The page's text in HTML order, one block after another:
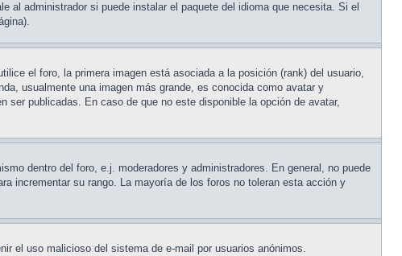
al administrador si puede instalar el paquete del idioma que necesita. Si el
el foro, la primera imagen está asociada a la posición (rank) del usuario,
usualmente una imagen más grande, es conocida como avatar y
ser publicadas. En caso de que no este disponible la opción de avatar,
dentro del foro, e.j. moderadores y administradores. En general, no puede
incrementar su rango. La mayoría de los foros no toleran esta acción y
el uso malicioso del sistema de e-mail por usuarios anónimos.